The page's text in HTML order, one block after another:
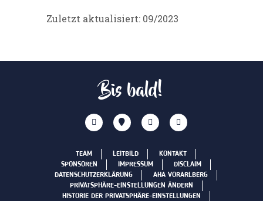
Zuletzt aktualisiert: 09/2023
Bis bald!
TEAM LEITBILD
KONTAKT
SPONSOREN
IMPRESSUM
DISCLAIM
DATENSCHUTZERKLÄRUNG
AHA VORARLBERG
PRIVATSPHÄRE-EINSTELLUNGEN ÄNDERN
HISTORIE DER PRIVATSPHÄRE-EINSTELLUNGEN